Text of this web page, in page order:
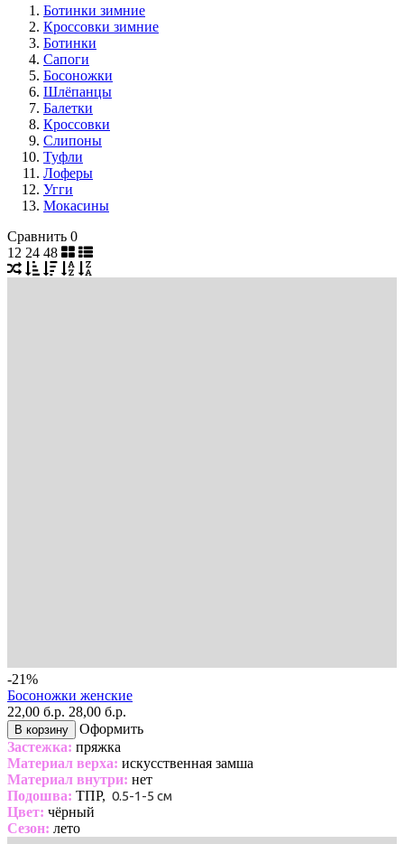
Ботинки зимние
Кроссовки зимние
Ботинки
Сапоги
Босоножки
Шлёпанцы
Балетки
Кроссовки
Слипоны
Туфли
Лоферы
Угги
Мокасины
Сравнить 0
12 24 48
-21%
Босоножки женские
22,00 б.р. 28,00 б.р.
В корзину
Оформить
Застежка: пряжка
Материал верха: искусственная замша
Материал внутри: нет
Подошва: ТПР, 0.5-1-5 см
Цвет: чёрный
Сезон: лето